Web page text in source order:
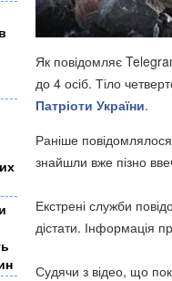
Як повідомляє
до 4 осіб. Тіло
Патріоти України.
Раніше
знайшли вже пізно
Екстрені служби
дістати. Інформація
Судячи з відео, що